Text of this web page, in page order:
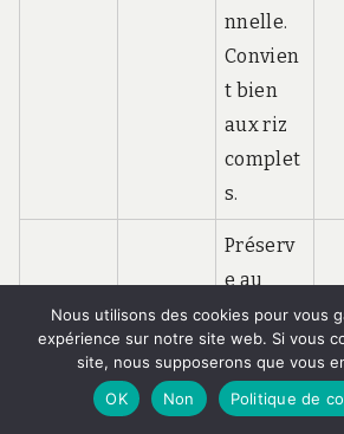
nnelle.
Convien
t bien
aux riz
complet
s.
Préserv
e au
mieux
les
vitamin
es B et
Nous utilisons des cookies pour vous
expérience sur notre site web. Si vous
site, nous supposerons que vous
OK
Non Politique de